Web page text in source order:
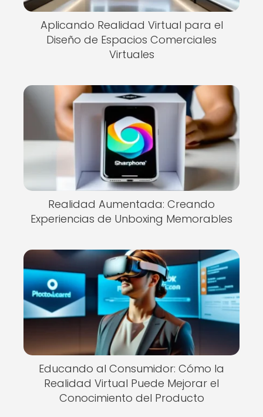
Aplicando Realidad Virtual para el
Diseño de Espacios Comerciales
Virtuales
Realidad Aumentada: Creando
Experiencias de Unboxing Memorables
Educando al Consumidor: Cómo la
Realidad Virtual Puede Mejorar el
Conocimiento del Producto